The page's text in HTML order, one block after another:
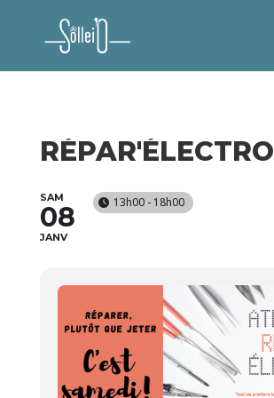
RÉPAR'ÉLECTRO
SAM
08
JANV
13h00 - 18h00